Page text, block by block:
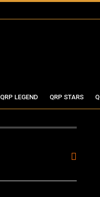
QRP LEGEND QRP STARS